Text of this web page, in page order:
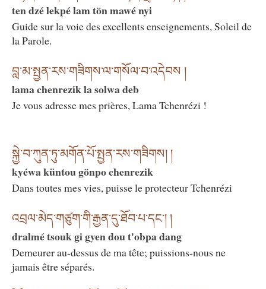
ten dzé lekpé lam tön mawé nyi
Guide sur la voie des excellents enseignements, Soleil de
la Parole.
བླ་མ་སྤྱན་རས་གཟིགས་ལ་གསོལ་བ་འདེབས །
lama chenrezik la solwa deb
Je vous adresse mes prières, Lama Tchenrézi !
སྐྱེ་བ་ཀུན་ཏུ་མགོན་པོ་སྤྱན་རས་གཟིགས། །
kyéwa küntou gönpo chenrezik
Dans toutes mes vies, puisse le protecteur Tchenrézi
འབྲལ་མེད་གཙུག་གི་རྒྱན་དུ་ཐོབ་པ་དང་། །
dralmé tsouk gi gyen dou t'obpa dang
Demeurer au-dessus de ma tête; puissions-nous ne
jamais être séparés.